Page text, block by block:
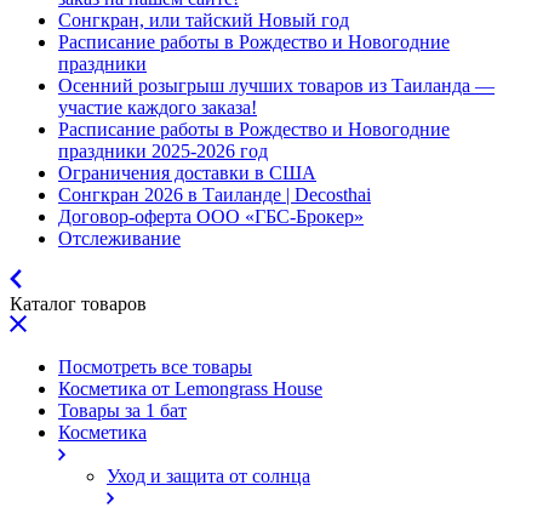
Сонгкран, или тайский Новый год
Расписание работы в Рождество и Новогодние
праздники
Осенний розыгрыш лучших товаров из Таиланда —
участие каждого заказа!
Расписание работы в Рождество и Новогодние
праздники 2025-2026 год
Ограничения доставки в США
Сонгкран 2026 в Таиланде | Decosthai
Договор-оферта ООО «ГБС-Брокер»
Отслеживание
Каталог товаров
Посмотреть все товары
Косметика от Lemongrass House
Товары за 1 бат
Косметика
Уход и защита от солнца